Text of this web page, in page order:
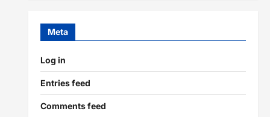
Meta
Log in
Entries feed
Comments feed